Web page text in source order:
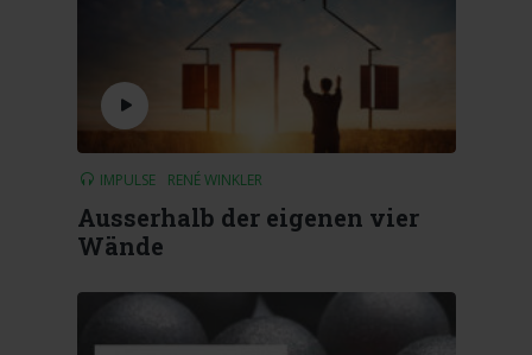
IMPULSE RENÉ WINKLER
Ausserhalb der eigenen vier
Wände